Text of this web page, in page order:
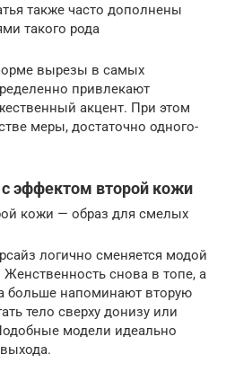
также часто дополнены
такого рода
вырезы в самых
привлекают
акцент. При этом
меры, достаточно одного-
эффектом второй кожи
кожи — образ для смелых
логично сменяется модой
снова в топе, а
больше напоминают вторую
тело сверху донизу или
модели идеально